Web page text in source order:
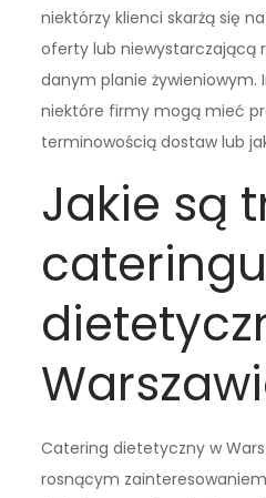
niektórzy klienci skarżą się
oferty lub niewystarczającą
danym planie żywieniowym.
niektóre firmy mogą mieć
terminowością dostaw lub
Jakie są
cateringu
Catering dietetyczny w
rosnącym